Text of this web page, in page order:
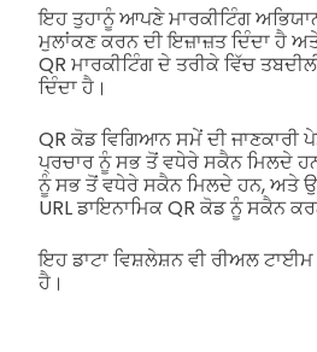
ਇਹ ਤੁਹਾਨੂੰ ਆਪਣੇ ਮਾਰਕੀਟਿੰਗ
ਮੁਲਾਂਕਣ ਕਰਨ ਦੀ ਇਜ਼ਾਜ਼ਤ ਦਿੰਦਾ ਹੈ
QR ਮਾਰਕੀਟਿੰਗ ਦੇ ਤਰੀਕੇ ਵਿੱਚ
ਦਿੰਦਾ ਹੈ।
QR ਕੋਡ ਵਿਗਿਆਨ ਸਮੇਂ ਦੀ ਜਾਣਕਾਰੀ
ਪ੍ਰਚਾਰ ਨੂੰ ਸਭ ਤੋਂ ਵਧੇਰੇ ਸਕੈਨ ਮਿਲਦੇ
ਨੂੰ ਸਭ ਤੋਂ ਵਧੇਰੇ ਸਕੈਨ ਮਿਲਦੇ ਹਨ, ਅਤੇ
URL ਡਾਇਨਾਮਿਕ QR ਕੋਡ ਨੂੰ ਸਕੈਨ
ਇਹ ਡਾਟਾ ਵਿਸ਼ਲੇਸ਼ਨ ਵੀ ਰੀਅਲ ਟਾਈਮ
ਹੈ।